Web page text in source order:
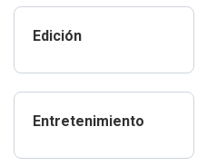
Edición
Entretenimiento